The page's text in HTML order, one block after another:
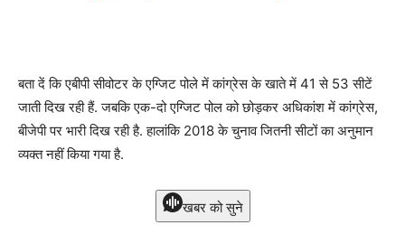
बता दें कि एबीपी सीवोटर के एग्जिट पोले में कांग्रेस के खाते में 41 से 53 सीटें
जाती दिख रही हैं. जबकि एक-दो एग्जिट पोल को छोड़कर अधिकांश में कांग्रेस,
बीजेपी पर भारी दिख रही है. हालांकि 2018 के चुनाव जितनी सीटों का अनुमान
व्यक्त नहीं किया गया है.
खबर को सुने